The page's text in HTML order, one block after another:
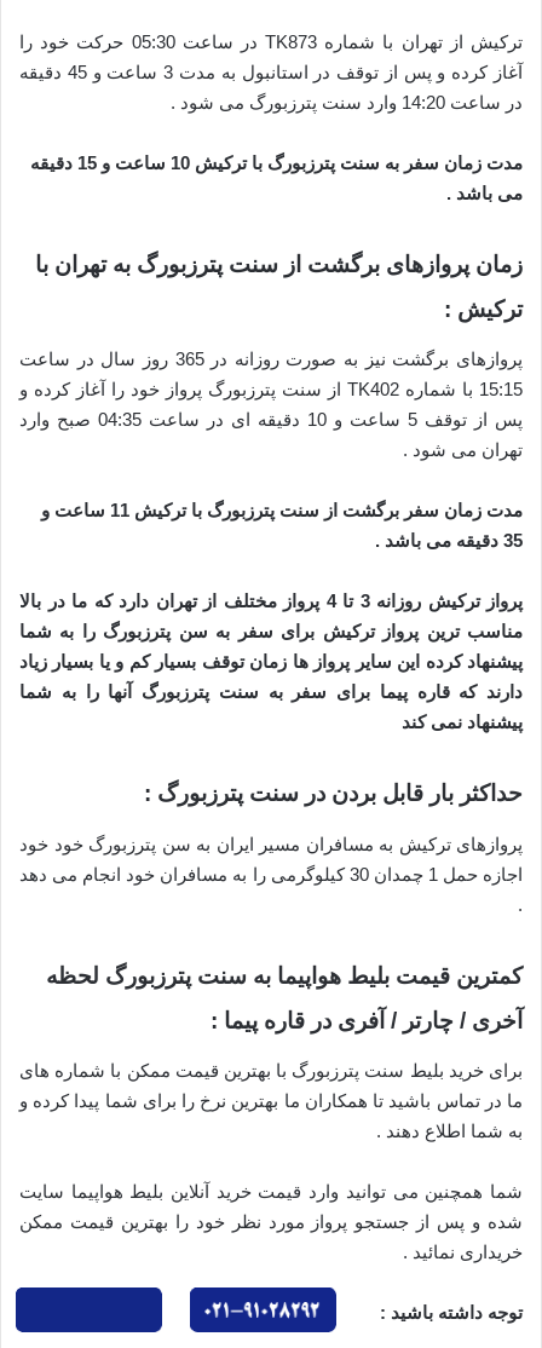
ترکیش از تهران با شماره TK873 در ساعت 05:30 حرکت خود را
آغاز کرده و پس از توقف در استانبول به مدت 3 ساعت و 45 دقیقه
در ساعت 14:20 وارد سنت پترزبورگ می شود .
مدت زمان سفر به سنت پترزبورگ با ترکیش 10 ساعت و 15 دقیقه
می باشد .
زمان پروازهای برگشت از سنت پترزبورگ به تهران با
ترکیش :
پروازهای برگشت نیز به صورت روزانه در 365 روز سال در ساعت
15:15 با شماره TK402 از سنت پترزبورگ پرواز خود را آغاز کرده و
پس از توقف 5 ساعت و 10 دقیقه ای در ساعت 04:35 صبح وارد
تهران می شود .
مدت زمان سفر برگشت از سنت پترزبورگ با ترکیش 11 ساعت و
35 دقیقه می باشد .
پرواز ترکیش روزانه 3 تا 4 پرواز مختلف از تهران دارد که ما در بالا
مناسب ترین پرواز ترکیش برای سفر به سن پترزبورگ را به شما
پیشنهاد کرده این سایر پرواز ها زمان توقف بسیار کم و یا بسیار زیاد
دارند که قاره پیما برای سفر به سنت پترزبورگ آنها را به شما
پیشنهاد نمی کند
حداکثر بار قابل بردن در سنت پترزبورگ :
پروازهای ترکیش به مسافران مسیر ایران به سن پترزبورگ خود خود
اجازه حمل 1 چمدان 30 کیلوگرمی را به مسافران خود انجام می دهد
.
کمترین قیمت بلیط هواپیما به سنت پترزبورگ لحظه
آخری / چارتر / آفری در قاره پیما :
برای خرید بلیط سنت پترزبورگ با بهترین قیمت ممکن با شماره های
ما در تماس باشید تا همکاران ما بهترین نرخ را برای شما پیدا کرده و
به شما اطلاع دهند .
شما همچنین می توانید وارد قیمت خرید آنلاین بلیط هواپیما سایت
شده و پس از جستجو پرواز مورد نظر خود را بهترین قیمت ممکن
خریداری نمائید .
توجه داشته باشید :